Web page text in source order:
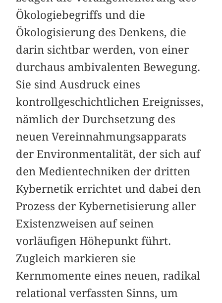
Ökologiebegriffs und die
Ökologisierung des Denkens, die
darin sichtbar werden, von einer
durchaus ambivalenten Bewegung.
Sie sind Ausdruck eines
kontrollgeschichtlichen Ereignisses,
nämlich der Durchsetzung des
neuen Vereinnahmungsapparats
der Environmentalität, der sich auf
den Medientechniken der dritten
Kybernetik errichtet und dabei den
Prozess der Kybernetisierung aller
Existenzweisen auf seinen
vorläufigen Höhepunkt führt.
Zugleich markieren sie
Kernmomente eines neuen, radikal
relational verfassten Sinns, um